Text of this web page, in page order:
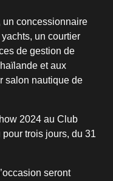
un concessionnaire
un courtier
de gestion de
et aux
salon nautique de
2024 au Club
trois jours, du 31
seront